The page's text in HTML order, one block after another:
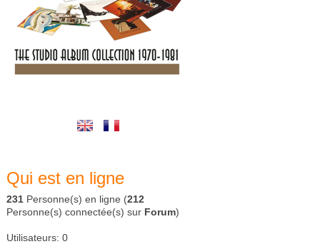
Qui est en ligne
231 Personne(s) en ligne (212
Personne(s) connectée(s) sur Forum)
Utilisateurs: 0